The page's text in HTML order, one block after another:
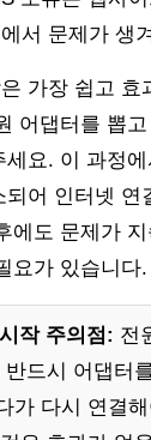
서 문제가 생
가장 쉽고 효
어댑터를 뽑
세요. 이 과정
되어 인터넷 연
에도 문제가
요가 있습니다.
작 주의점: 전
드시 어댑터
가 다시 연결